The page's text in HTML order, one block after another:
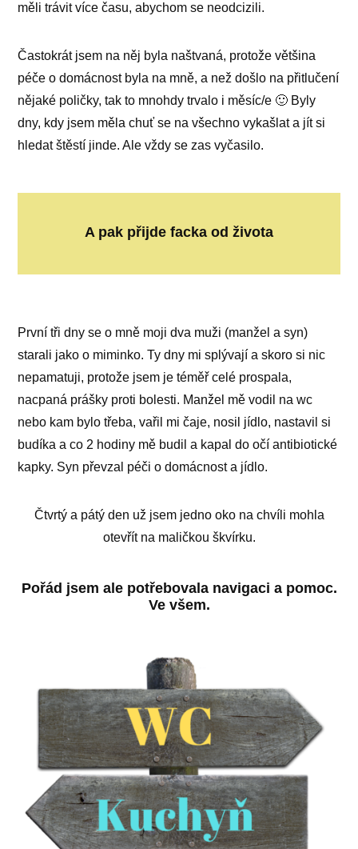
měli trávit více času, abychom se neodcizili.
Častokrát jsem na něj byla naštvaná, protože většina
péče o domácnost byla na mně, a než došlo na přitlučení
nějaké poličky, tak to mnohdy trvalo i měsíc/e 🙂 Byly
dny, kdy jsem měla chuť se na všechno vykašlat a jít si
hledat štěstí jinde. Ale vždy se zas vyčasilo.
A pak přijde facka od života
První tři dny se o mně moji dva muži (manžel a syn)
starali jako o miminko. Ty dny mi splývají a skoro si nic
nepamatuji, protože jsem je téměř celé prospala,
nacpaná prášky proti bolesti. Manžel mě vodil na wc
nebo kam bylo třeba, vařil mi čaje, nosil jídlo, nastavil si
budíka a co 2 hodiny mě budil a kapal do očí antibiotické
kapky. Syn převzal péči o domácnost a jídlo.
Čtvrtý a pátý den už jsem jedno oko na chvíli mohla
otevřít na maličkou škvírku.
Pořád jsem ale potřebovala navigaci a pomoc.
Ve všem.